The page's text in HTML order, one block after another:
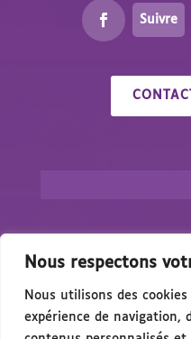
Nous respectons
Nous utilisons des
expérience de navigation,
Suivre